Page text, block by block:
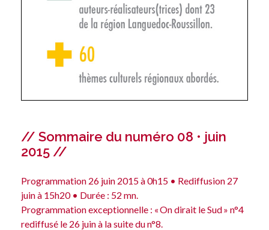
// Sommaire du numéro 08 • juin
2015 //
Programmation 26 juin 2015 à 0h15 • Rediffusion 27
juin à 15h20 • Durée : 52 mn.
Programmation exceptionnelle : « On dirait le Sud » n°4
rediffusé le 26 juin à la suite du n°8.